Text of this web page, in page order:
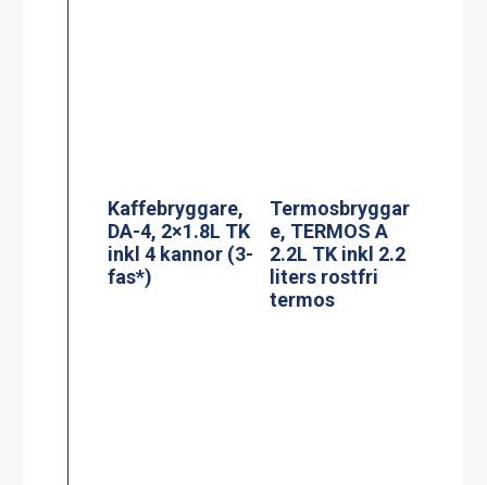
liters rostfri
termos